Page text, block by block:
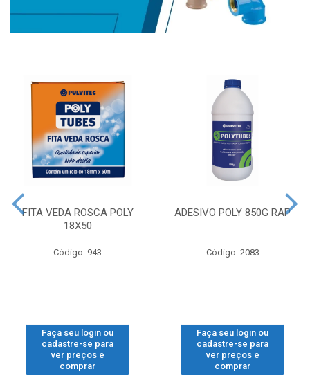
FITA VEDA ROSCA POLY
18X50
Código: 943
Faça seu login ou
cadastre-se para
ver preços e
comprar
ADESIVO POLY 850G RAP
Código: 2083
Faça seu login ou
cadastre-se para
ver preços e
comprar